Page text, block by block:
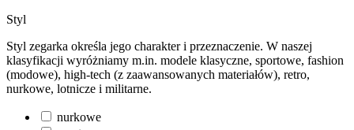
Styl
Styl zegarka określa jego charakter i przeznaczenie. W naszej
klasyfikacji wyróżniamy m.in. modele klasyczne, sportowe, fashion
(modowe), high-tech (z zaawansowanych materiałów), retro,
nurkowe, lotnicze i militarne.
nurkowe